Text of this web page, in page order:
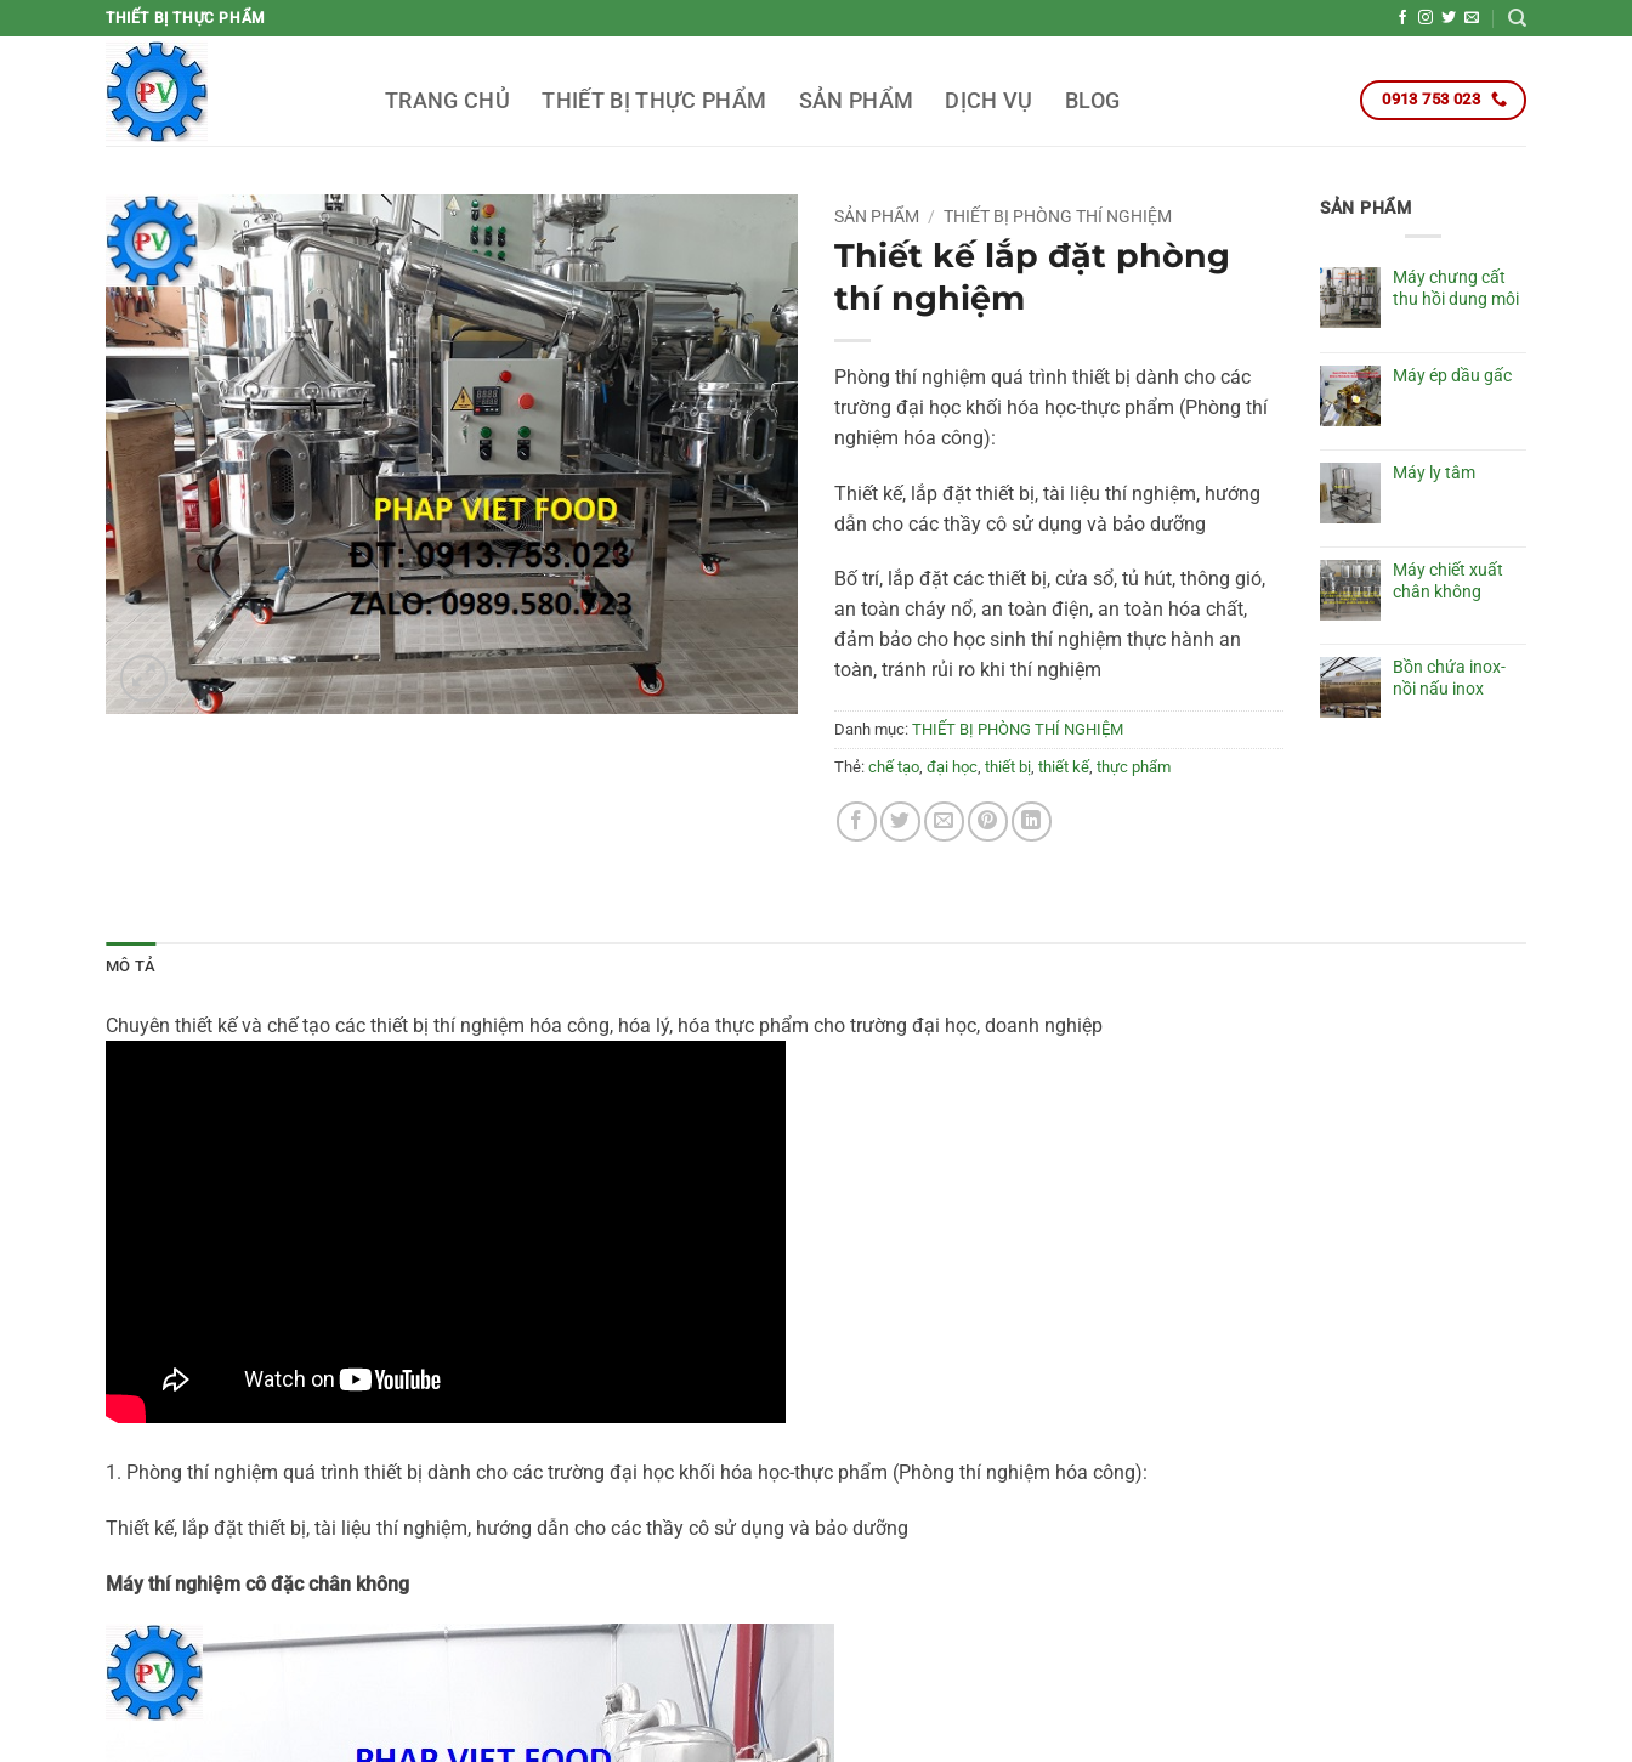
qua
THIẾT BỊ THỰC PHẨM
TRANG CHỦ THIẾT BỊ THỰC PHẨM SẢN PHẨM DỊCH VỤ BLOG 0913 753 023
SẢN PHẨM / THIẾT BỊ PHÒNG THÍ NGHIỆM
Thiết kế lắp đặt phòng
thí nghiệm
Phòng thí nghiệm quá trình thiết bị dành cho các
trường đại học khối hóa học-thực phẩm (Phòng thí
nghiệm hóa công):
Thiết kế, lắp đặt thiết bị, tài liệu thí nghiệm, hướng
dẫn cho các thầy cô sử dụng và bảo dưỡng
Bố trí, lắp đặt các thiết bị, cửa sổ, tủ hút, thông gió,
an toàn cháy nổ, an toàn điện, an toàn hóa chất,
đảm bảo cho học sinh thí nghiệm thực hành an
toàn, tránh rủi ro khi thí nghiệm
Danh mục: THIẾT BỊ PHÒNG THÍ NGHIỆM
Thẻ: chế tạo, đại học, thiết bị, thiết kế, thực phẩm
SẢN PHẨM
Máy chưng cất
thu hồi dung môi
Máy ép dầu gấc
Máy ly tâm
Máy chiết xuất
chân không
Bồn chứa inox-
nồi nấu inox
MÔ TẢ
Chuyên thiết kế và chế tạo các thiết bị thí nghiệm hóa công, hóa lý, hóa thực phẩm cho trường đại học, doanh nghiệp
1. Phòng thí nghiệm quá trình thiết bị dành cho các trường đại học khối hóa học-thực phẩm (Phòng thí nghiệm hóa công):
Thiết kế, lắp đặt thiết bị, tài liệu thí nghiệm, hướng dẫn cho các thầy cô sử dụng và bảo dưỡng
Máy thí nghiệm cô đặc chân không